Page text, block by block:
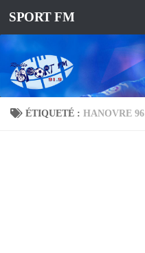
SPORT FM
ÉTIQUETÉ : HANOVRE 96